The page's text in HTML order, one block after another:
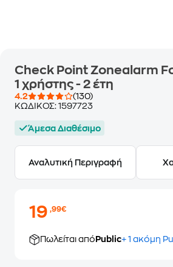
Check Point Zonealarm
1 χρήστης - 2 έτη
4.2
(130)
ΚΩΔΙΚΟΣ: 1597723
Άμεσα Διαθέσιμο
Αναλυτική Περιγραφή
19,99€
Πωλείται από Public+ 1 ακόμη